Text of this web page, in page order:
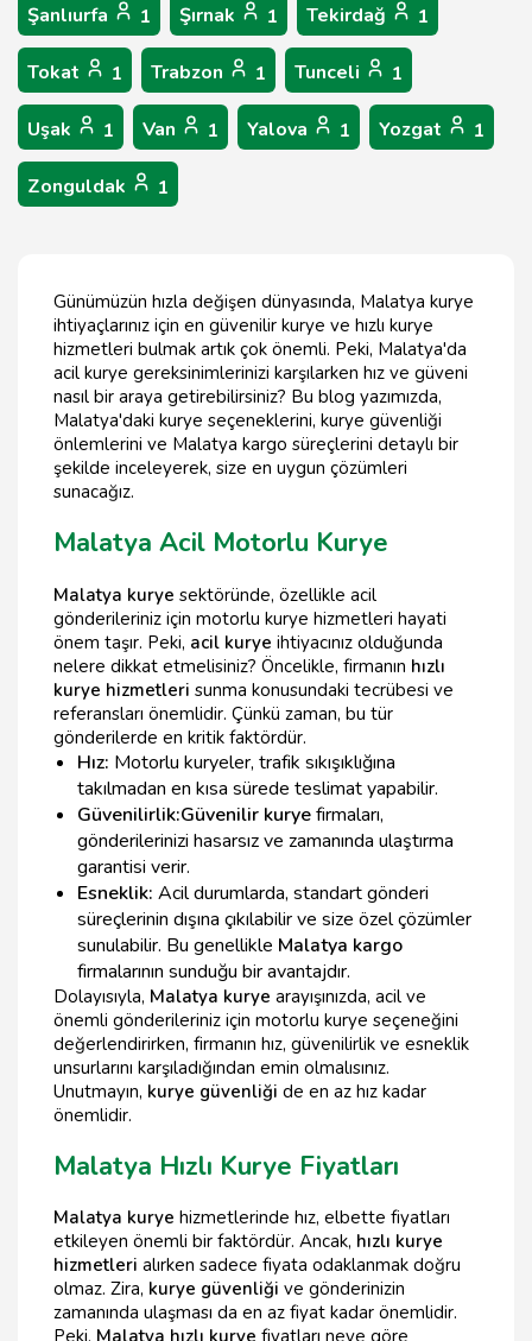
Şanlıurfa 1 Şırnak 1 Tekirdağ 1
Tokat 1 Trabzon 1 Tunceli 1
Uşak 1 Van 1 Yalova 1 Yozgat 1
Zonguldak 1
Günümüzün hızla değişen dünyasında, Malatya kurye
ihtiyaçlarınız için en güvenilir kurye ve hızlı kurye
hizmetleri bulmak artık çok önemli. Peki, Malatya'da
acil kurye gereksinimlerinizi karşılarken hız ve güveni
nasıl bir araya getirebilirsiniz? Bu blog yazımızda,
Malatya'daki kurye seçeneklerini, kurye güvenliği
önlemlerini ve Malatya kargo süreçlerini detaylı bir
şekilde inceleyerek, size en uygun çözümleri
sunacağız.
Malatya Acil Motorlu Kurye
Malatya kurye sektöründe, özellikle acil
gönderileriniz için motorlu kurye hizmetleri hayati
önem taşır. Peki, acil kurye ihtiyacınız olduğunda
nelere dikkat etmelisiniz? Öncelikle, firmanın hızlı
kurye hizmetleri sunma konusundaki tecrübesi ve
referansları önemlidir. Çünkü zaman, bu tür
gönderilerde en kritik faktördür.
Hız: Motorlu kuryeler, trafik sıkışıklığına
takılmadan en kısa sürede teslimat yapabilir.
Güvenilirlik:Güvenilir kuryefirmaları,
gönderilerinizi hasarsız ve zamanında ulaştırma
garantisi verir.
Esneklik: Acil durumlarda, standart gönderi
süreçlerinin dışına çıkılabilir ve size özel çözümler
sunulabilir. Bu genellikle Malatya kargo
firmalarının sunduğu bir avantajdır.
Dolayısıyla, Malatya kurye arayışınızda, acil ve
önemli gönderileriniz için motorlu kurye seçeneğini
değerlendirirken, firmanın hız, güvenilirlik ve esneklik
unsurlarını karşıladığından emin olmalısınız.
Unutmayın, kurye güvenliği de en az hız kadar
önemlidir.
Malatya Hızlı Kurye Fiyatları
Malatya kurye hizmetlerinde hız, elbette fiyatları
etkileyen önemli bir faktördür. Ancak, hızlı kurye
hizmetleri alırken sadece fiyata odaklanmak doğru
olmaz. Zira, kurye güvenliği ve gönderinizin
zamanında ulaşması da en az fiyat kadar önemlidir.